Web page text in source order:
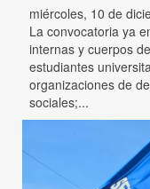
miércoles, 10 de
La convocatoria ya
internas y cuerpos
estudiantes
organizaciones de
sociales;...